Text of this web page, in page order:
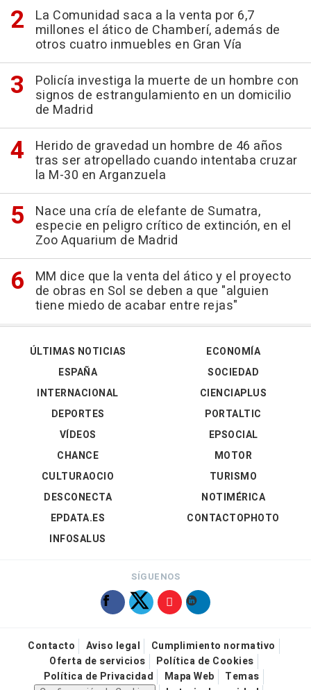
La Comunidad saca a la venta por 6,7
millones el ático de Chamberí, además de
otros cuatro inmuebles en Gran Vía
Policía investiga la muerte de un hombre con
signos de estrangulamiento en un domicilio
de Madrid
Herido de gravedad un hombre de 46 años
tras ser atropellado cuando intentaba cruzar
la M-30 en Arganzuela
Nace una cría de elefante de Sumatra,
especie en peligro crítico de extinción, en el
Zoo Aquarium de Madrid
MM dice que la venta del ático y el proyecto
de obras en Sol se deben a que "alguien
tiene miedo de acabar entre rejas"
ÚLTIMAS NOTICIAS
ESPAÑA
INTERNACIONAL
DEPORTES
VÍDEOS
ECONOMÍA
SOCIEDAD
CIENCIAPLUS
PORTALTIC
EPSOCIAL
CHANCE
CULTURAOCIO
DESCONECTA
EPDATA.ES
INFOSALUS
MOTOR
TURISMO
NOTIMÉRICA
CONTACTOPHOTO
SÍGUENOS
Contacto Aviso legal
Cumplimiento normativo
Oferta de servicios
Política de Cookies
Política de Privacidad
Mapa Web
Temas